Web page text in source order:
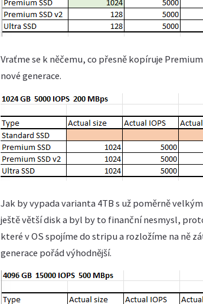
Vraťme se k něčemu, co přesně kopíruje
nové generace.
Jak by vypada varianta 4TB s už poměrně
ještě větší disk a byl by to finanční nesmysl,
které v OS spojíme do stripu a rozložíme na ně
generace pořád výhodnější.